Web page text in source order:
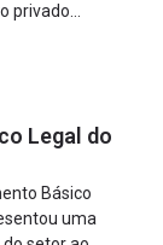
privado
licitação” é
Legal do
Básico
uma